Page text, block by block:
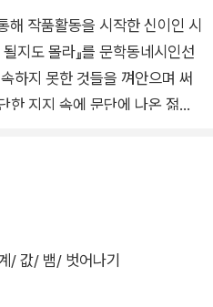
작품활동을 시작한 신이인 시
지도 몰라』를 문학동네시인선
하지 못한 것들을 껴안으며 써
한 지지 속에 문단에 나온 젊은
름의 시’에 작품을 올리고, “아
’”(김행숙 시인), “솔직하고 발
는 시선”(강동호 평론가)이라
학상 후보에 연이어 이름을
를 구축해가고 있음을 증명해
/ 값/ 뱀/ 벗어나기